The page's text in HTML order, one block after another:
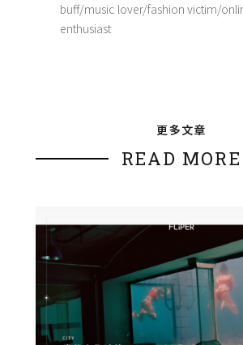
buff/music lover/fashion victim/
enthusiast
更多文章
READ MORE